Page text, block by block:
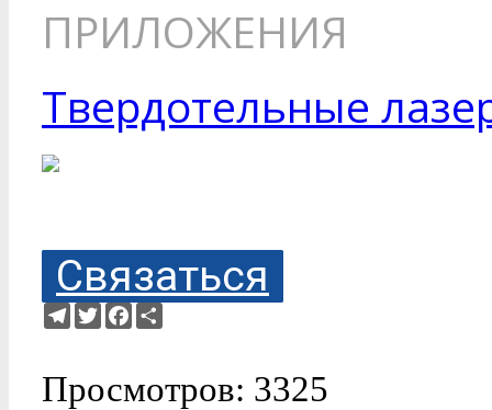
ПРИЛОЖЕНИЯ
Твердотельные
Связаться
Telegram
TwitterFacebook
Просмотров: 3325